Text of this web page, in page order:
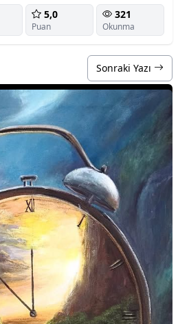
5,0
Puan
321
Okunma
Sonraki Yazı